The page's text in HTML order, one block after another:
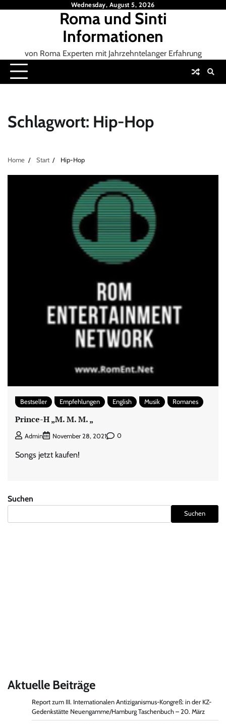
Wednesday, August 5, 2026
Roma und Sinti
Informationen
von Roma Experten mit Jahrzehntelanger Erfahrung
Schlagwort: Hip-Hop
Home Start Hip-Hop
Bestseller Empfehlungen English Musik Romanes
Prince-H „M. M. M. „
Admin November 28, 2021 0
Songs jetzt kaufen!
Suchen
Suchen
Aktuelle Beiträge
Report zum III. Internationalen Antiziganismus-Kongreß: in der KZ-
Gedenkstätte Neuengamme/Hamburg Taschenbuch – 20. März